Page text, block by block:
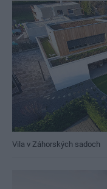
Vila v Záhorských sadoch